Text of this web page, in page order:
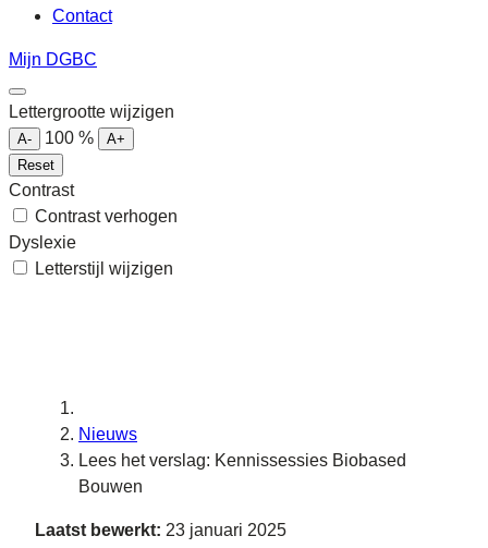
Contact
Mijn DGBC
Lettergrootte wijzigen
A- 100 %
A+
Reset
Contrast
Contrast verhogen
Dyslexie
Letterstijl wijzigen
Nieuws
Lees het verslag: Kennissessies Biobased
Bouwen
Laatst bewerkt: 23 januari 2025